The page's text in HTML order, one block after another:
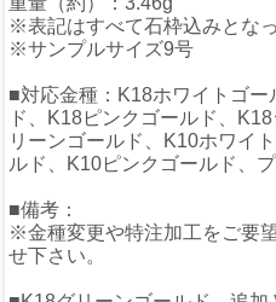
※表記はすべて石枠込みとな
※サンプルサイズ9号
■対応金種：K18ホワイトゴ
ド、K18ピンクゴールド、
リーンゴールド、K10ホワイ
ルド、K10ピンクゴールド、
■備考：
※金種変更や特注加工をご要
せ下さい。